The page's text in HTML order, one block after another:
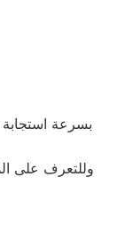
بسرعة
وللتعرف على